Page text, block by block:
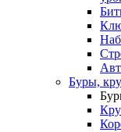
Буры,